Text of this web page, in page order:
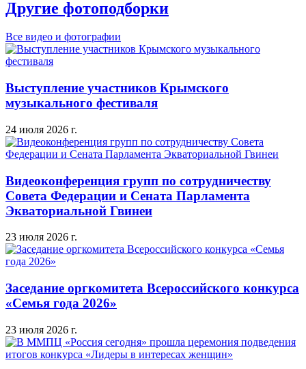
Другие фотоподборки
Все видео и фотографии
Выступление участников Крымского
музыкального фестиваля
24 июля 2026 г.
Видеоконференция групп по сотрудничеству
Совета Федерации и Сената Парламента
Экваториальной Гвинеи
23 июля 2026 г.
Заседание оргкомитета Всероссийского конкурса
«Семья года 2026»
23 июля 2026 г.